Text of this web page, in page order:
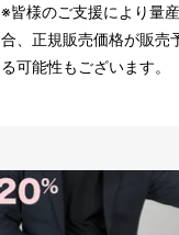
※皆様のご支援により量
合、正規販売価格が販売
る可能性もございます。